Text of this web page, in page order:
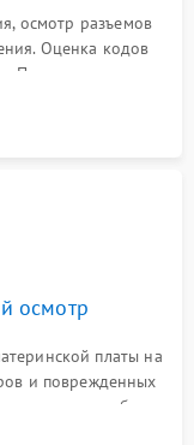
осмотр разъемов
Оценка кодов
Проверка чтения
пломб.
осмотр
платы на
и поврежденных
турбины
пылью.